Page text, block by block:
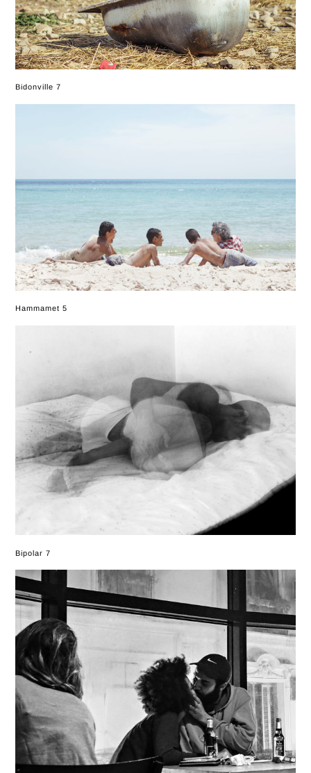
Bidonville 7
Hammamet 5
Bipolar 7